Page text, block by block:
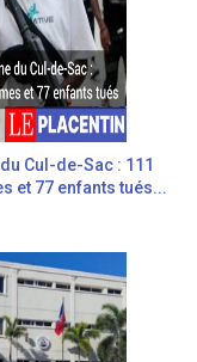
Cul-de-Sac : 111
et 77 enfants tués...